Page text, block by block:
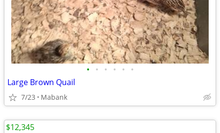
• • • • • •
Large Brown Quail
7/23 Mabank
$12,345